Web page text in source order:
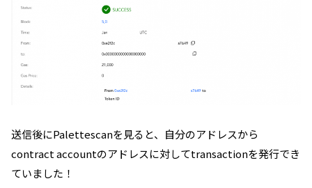
送信後にPalettescanを見ると、自分のアドレスから
contract accountのアドレスに対してtransactionを発行でき
ていました！